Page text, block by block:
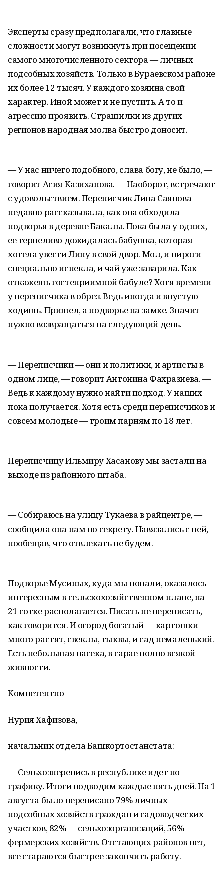
Эксперты сразу предполагали, что главные
сложности могут возникнуть при посещении
самого многочисленного сектора — личных
подсобных хозяйств. Только в Бураевском районе
их более 12 тысяч. У каждого хозяина свой
характер. Иной может и не пустить. А то и
агрессию проявить. Страшилки из других
регионов народная молва быстро доносит.
— У нас ничего подобного, слава богу, не было, —
говорит Асия Казиханова. — Наоборот, встречают
с удовольствием. Переписчик Лина Саяпова
недавно рассказывала, как она обходила
подворья в деревне Бакалы. Пока была у одних,
ее терпеливо дожидалась бабушка, которая
хотела увести Лину в свой двор. Мол, и пироги
специально испекла, и чай уже заварила. Как
откажешь гостеприимной бабуле? Хотя времени
у переписчика в обрез. Ведь иногда и впустую
ходишь. Пришел, а подворье на замке. Значит
нужно возвращаться на следующий день.
— Переписчики — они и политики, и артисты в
одном лице, — говорит Антонина Фахразиева. —
Ведь к каждому нужно найти подход. У наших
пока получается. Хотя есть среди переписчиков и
совсем молодые — троим парням по 18 лет.
Переписчицу Ильмиру Хасанову мы застали на
выходе из районного штаба.
— Собираюсь на улицу Тукаева в райцентре, —
сообщила она нам по секрету. Навязались с ней,
пообещав, что отвлекать не будем.
Подворье Мусиных, куда мы попали, оказалось
интересным в сельскохозяйственном плане, на
21 сотке располагается. Писать не переписать,
как говорится. И огород богатый — картошки
много растят, свеклы, тыквы, и сад немаленький.
Есть небольшая пасека, в сарае полно всякой
живности.
Компетентно
Нурия Хафизова,
начальник отдела Башкортостанстата:
— Сельхозперепись в республике идет по
графику. Итоги подводим каждые пять дней. На 1
августа было переписано 79% личных
подсобных хозяйств граждан и садоводческих
участков, 82% — сельхозорганизаций, 56% —
фермерских хозяйств. Отстающих районов нет,
все стараются быстрее закончить работу.